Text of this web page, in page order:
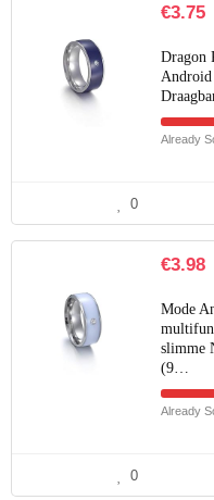
€3.75
Dragon
Already
0
€3.98
Mode
slimme
(9…
Already
0